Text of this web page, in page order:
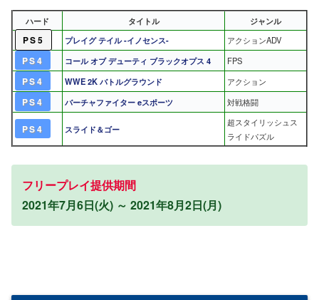
ハード タイトル ジャンル
PS5 プレイグ テイル -イノセンス- アクションADV
PS4 コール オブ デューティ ブラックオプス 4 FPS
PS4 WWE 2K バトルグラウンド アクション
PS4 バーチャファイター eスポーツ 対戦格闘
PS4 スライド＆ゴー
超スタイリッシュス
ライドパズル
フリープレイ提供期間
2021年7月6日(火) ～ 2021年8月2日(月)